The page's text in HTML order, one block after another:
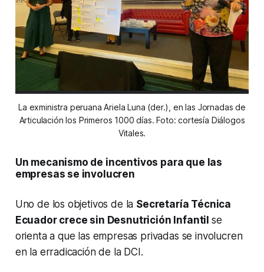
La exministra peruana Ariela Luna (der.), en las Jornadas de
Articulación los Primeros 1000 días. Foto: cortesía Diálogos
Vitales.
Un mecanismo de incentivos para que las
empresas se involucren
Uno de los objetivos de la Secretaría Técnica
Ecuador crece sin Desnutrición Infantil se
orienta a que las empresas privadas se involucren
en la erradicación de la DCI.